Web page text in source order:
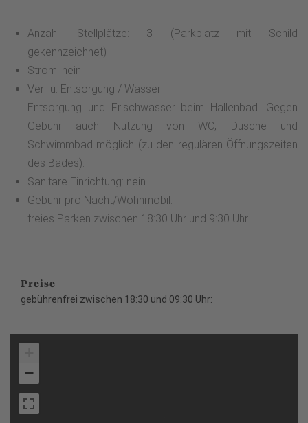
Anzahl Stellplätze: 3 (Parkplatz mit Schild
gekennzeichnet)
Strom: nein
Ver- u. Entsorgung / Wasser:
Entsorgung und Frischwasser beim Hallenbad. Gegen
Gebühr auch Nutzung von WC, Dusche und
Schwimmbad möglich (zu den regulären Öffnungszeiten
des Bades).
Sanitäre Einrichtung: nein
Gebühr pro Nacht/Wohnmobil:
freies Parken zwischen 18:30 Uhr und 9:30 Uhr
Preise
gebührenfrei zwischen 18:30 und 09:30 Uhr:
−